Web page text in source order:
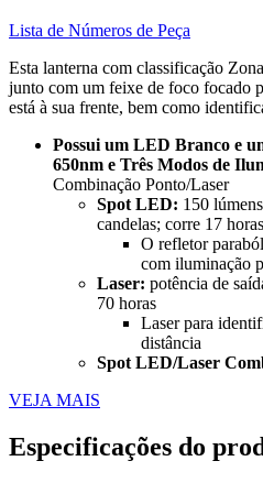
Lista de Números de Peça
Esta lanterna com classificação
junto com um feixe de foco focado
está à sua frente, bem como
Possui um LED Branco e
650nm e Três Modos de
Combinação Ponto/Laser
Spot LED: 150
candelas; corre 17 horas
O refletor
com iluminação
Laser: potência de
70 horas
Laser para
distância
Spot LED/Laser
VEJA MAIS
Especificações do